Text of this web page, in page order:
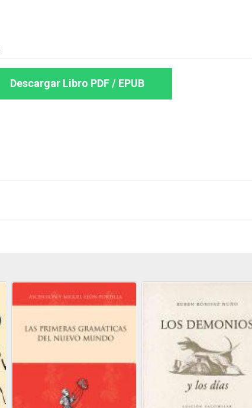
Descargar Libro PDF / EPUB